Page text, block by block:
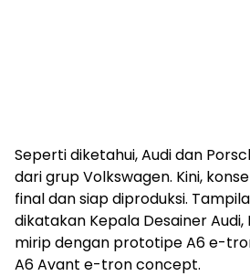
Seperti diketahui, Audi dan
dari grup Volkswagen. Kini,
final dan siap diproduksi.
dikatakan Kepala Desainer
mirip dengan prototipe A6 e-
A6 Avant e-tron concept.